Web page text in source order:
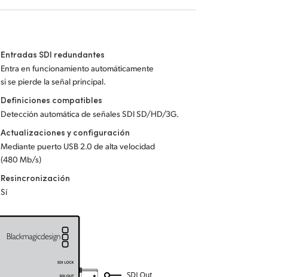
Entradas SDI redundantes
Entra en funcionamiento automáticamente
si se pierde la señal principal.
Definiciones compatibles
Detección automática de señales SDI SD/HD/3G.
Actualizaciones y configuración
Mediante puerto USB 2.0 de alta velocidad
(480 Mb/s)
Resincronización
Sí